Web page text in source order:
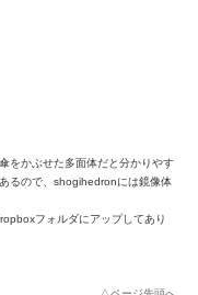
をかぶせた多面体だと分かりやす
るので、shogihedronには鏡像体
フォルダにアップしてあり